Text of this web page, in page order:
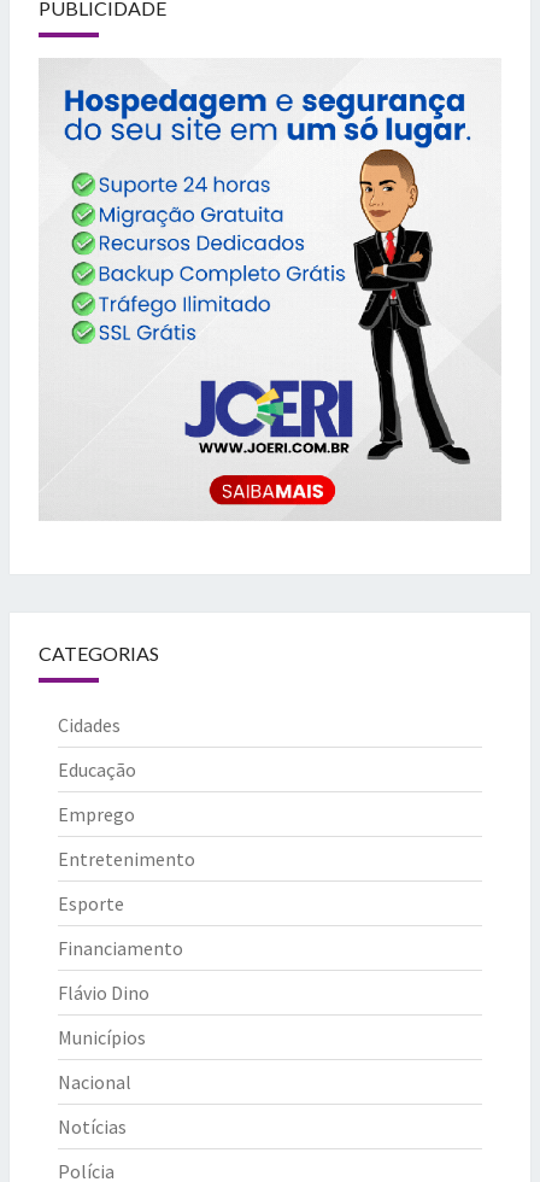
PUBLICIDADE
CATEGORIAS
Cidades
Educação
Emprego
Entretenimento
Esporte
Financiamento
Flávio Dino
Municípios
Nacional
Notícias
Polícia